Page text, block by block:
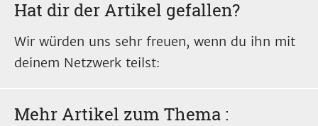
Hat dir der Artikel gefallen?
Wir würden uns sehr freuen, wenn du ihn mit
deinem Netzwerk teilst:
Mehr Artikel zum Thema :